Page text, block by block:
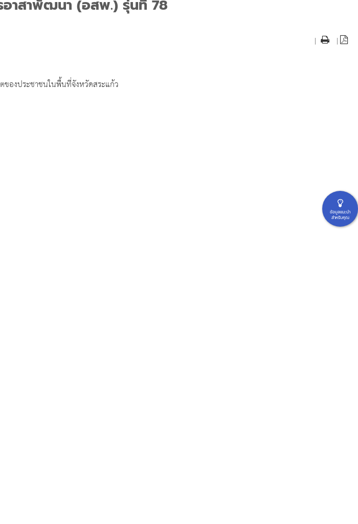
าสาพัฒนา (อสพ.) รุ่นที่ 78
| |
องประชาชนในพื้นที่จังหวัดสระแก้ว
ข้อมูลแนะนำ
สำหรับคุณ